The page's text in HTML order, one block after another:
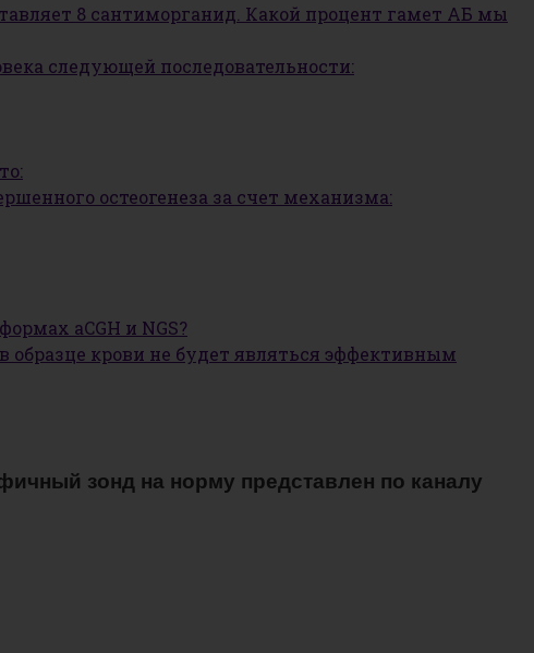
8 сантиморганид. Какой процент гамет АБ мы
следующей последовательности:
остеогенеза за счет механизма:
aCGH и NGS?
образце крови не будет являться эффективным
зонд на норму представлен по каналу